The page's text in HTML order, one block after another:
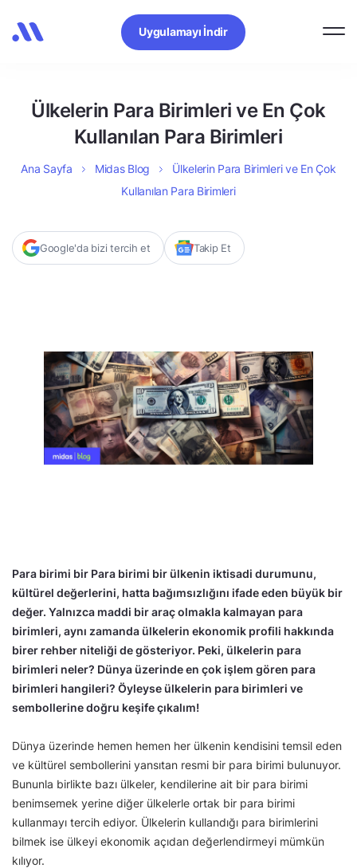
Uygulamayı İndir
Ülkelerin Para Birimleri ve En Çok
Kullanılan Para Birimleri
Ana Sayfa Midas Blog
Ülkelerin Para Birimleri ve En Çok
Kullanılan Para Birimleri
Google'da bizi tercih et Takip Et
Para birimi bir Para birimi bir ülkenin iktisadi durumunu,
kültürel değerlerini, hatta bağımsızlığını ifade eden büyük bir
değer. Yalnızca maddi bir araç olmakla kalmayan para
birimleri, aynı zamanda ülkelerin ekonomik profili hakkında
birer rehber niteliği de gösteriyor. Peki, ülkelerin para
birimleri neler? Dünya üzerinde en çok işlem gören para
birimleri hangileri? Öyleyse ülkelerin para birimleri ve
sembollerine doğru keşife çıkalım!
Dünya üzerinde hemen hemen her ülkenin kendisini temsil eden
ve kültürel sembollerini yansıtan resmi bir para birimi bulunuyor.
Bununla birlikte bazı ülkeler, kendilerine ait bir para birimi
benimsemek yerine diğer ülkelerle ortak bir para birimi
kullanmayı tercih ediyor. Ülkelerin kullandığı para birimlerini
bilmek ise ülkeyi ekonomik açıdan değerlendirmeyi mümkün
kılıyor.